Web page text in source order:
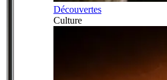
Découvertes
Culture